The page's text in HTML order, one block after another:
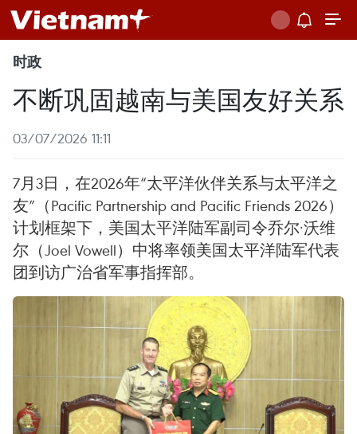
时政
不断巩固越南与美国友好关系
03/07/2026 11:11
7月3日，在2026年“太平洋伙伴关系与太平洋之
友”（Pacific Partnership and Pacific Friends 2026）
计划框架下，美国太平洋陆军副司令乔尔·沃维
尔（Joel Vowell）中将率领美国太平洋陆军代表
团到访广治省军事指挥部。